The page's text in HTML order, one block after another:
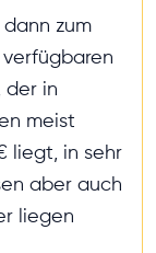
zum
der in
meist
liegt, in sehr
aber auch
liegen